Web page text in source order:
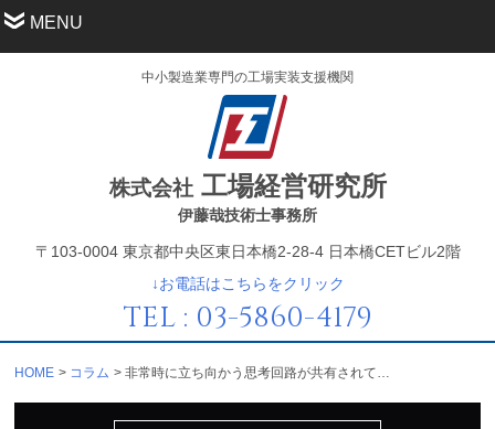
MENU
中小製造業専門の工場実装支援機関
株式会社工場経営研究所
伊藤哉技術士事務所
〒103-0004 東京都中央区東日本橋2-28-4 日本橋CETビル2階
↓お電話はこちらをクリック
TEL : 03-5860-4179
HOME コラム